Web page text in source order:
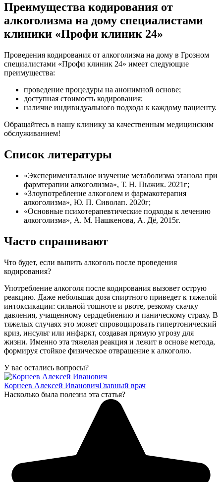
Преимущества кодирования от
алкоголизма на дому специалистами
клиники «Профи клиник 24»
Проведения кодирования от алкоголизма на дому в Грозном
специалистами «Профи клиник 24» имеет следующие
преимущества:
проведение процедуры на анонимной основе;
доступная стоимость кодирования;
наличие индивидуального подхода к каждому пациенту.
Обращайтесь в нашу клинику за качественным медицинским
обслуживанием!
Список литературы
«Экспериментальное изучение метаболизма этанола при
фармтерапии алкоголизма», Т. Н. Пыжик. 2021г;
«Злоупотребление алкоголем и фармакотерапия
алкоголизма», Ю. П. Сиволап. 2020г;
«Основные психотерапевтические подходы к лечению
алкоголизма», А. М. Нашкенова, А. Дё, 2015г.
Часто спрашивают
Что будет, если выпить алкоголь после проведения
кодирования?
Употребление алкоголя после кодирования вызовет острую
реакцию. Даже небольшая доза спиртного приведет к тяжелой
интоксикации: сильной тошноте и рвоте, резкому скачку
давления, учащенному сердцебиению и паническому страху. В
тяжелых случаях это может спровоцировать гипертонический
криз, инсульт или инфаркт, создавая прямую угрозу для
жизни. Именно эта тяжелая реакция и лежит в основе метода,
формируя стойкое физическое отвращение к алкоголю.
У вас остались вопросы?
Корнеев Алексей ИвановичГлавный врач
Насколько была полезна эта статья?